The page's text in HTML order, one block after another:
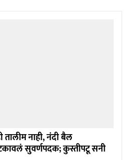
नाही, नंदी बैल
सुवर्णपदक; कुस्तीपटू सनी